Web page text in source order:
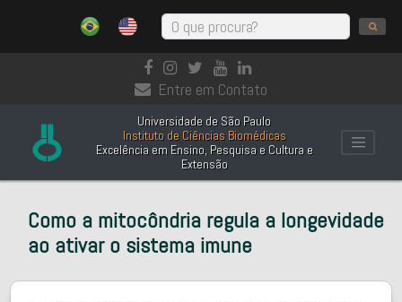
Entre em Contato
Universidade de São Paulo
Instituto de Ciências Biomédicas
Excelência em Ensino, Pesquisa e Cultura e
Extensão
Como a mitocôndria regula a longevidade
ao ativar o sistema imune